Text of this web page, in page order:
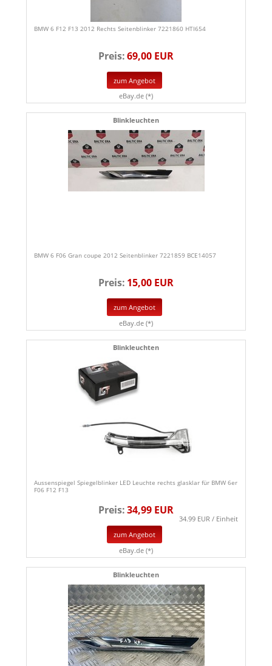
BMW 6 F12 F13 2012 Rechts Seitenblinker 7221860 HTI654
Preis:69,00 EUR
zum Angebot
eBay.de (*)
Blinkleuchten
BMW 6 F06 Gran coupe 2012 Seitenblinker 7221859 BCE14057
Preis: 15,00 EUR
zum Angebot
eBay.de (*)
Blinkleuchten
Aussenspiegel Spiegelblinker LED Leuchte rechts glasklar für BMW 6er
F06 F12 F13
Preis:34,99 EUR
34.99 EUR / Einheit
zum Angebot
eBay.de (*)
Blinkleuchten